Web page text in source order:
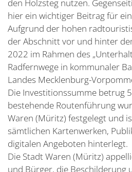
den Holzsteg nutzen.
hier ein wichtiger Beitrag für
Aufgrund der hohen
der Abschnitt vor und hinter
2022 im Rahmen des
Radfernwege in kommunaler
Landes Mecklenburg-
Die Investitionssumme betrug
bestehende Routenführung
Waren (Müritz) festgelegt und
sämtlichen Kartenwerken,
digitalen Angeboten hinterlegt.
Die Stadt Waren (Müritz)
und Bürger, die Beschilderung